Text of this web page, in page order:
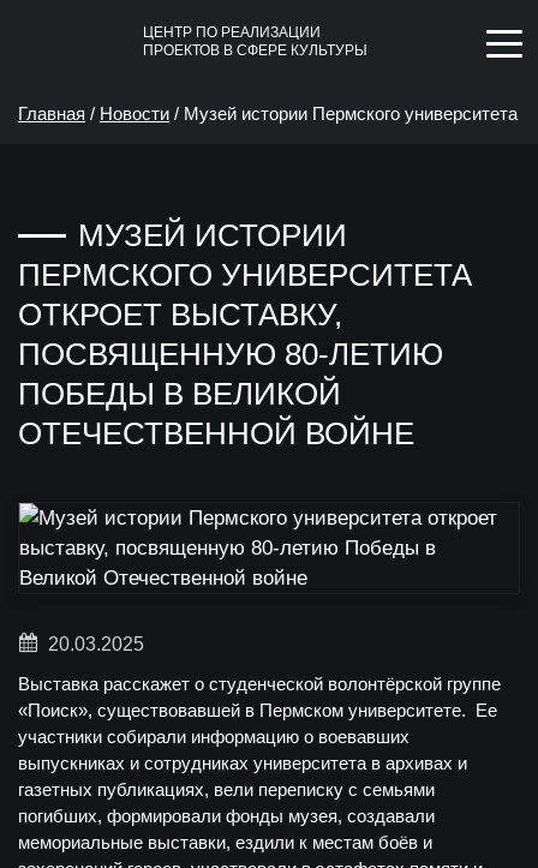
ЦЕНТР ПО РЕАЛИЗАЦИИ
ПРОЕКТОВ В СФЕРЕ КУЛЬТУРЫ
Главная / Новости / Музей истории Пермского университета
Великой Отечественной войне
МУЗЕЙ ИСТОРИИ
ПЕРМСКОГО УНИВЕРСИТЕТА
ОТКРОЕТ ВЫСТАВКУ,
ПОСВЯЩЕННУЮ 80-ЛЕТИЮ
ПОБЕДЫ В ВЕЛИКОЙ
ОТЕЧЕСТВЕННОЙ ВОЙНЕ
20.03.2025
Выставка расскажет о студенческой волонтёрской группе
«Поиск», существовавшей в Пермском университете. Ее
участники собирали информацию о воевавших
выпускниках и сотрудниках университета в архивах и
газетных публикациях, вели переписку с семьями
погибших, формировали фонды музея, создавали
мемориальные выставки, ездили к местам боёв и